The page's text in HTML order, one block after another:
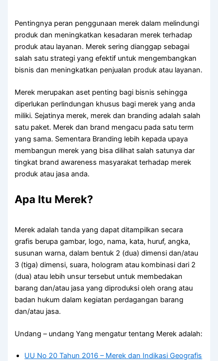
Pentingnya peran penggunaan merek dalam melindungi
produk dan meningkatkan kesadaran merek terhadap
produk atau layanan. Merek sering dianggap sebagai
salah satu strategi yang efektif untuk mengembangkan
bisnis dan meningkatkan penjualan produk atau layanan.
Merek merupakan aset penting bagi bisnis sehingga
diperlukan perlindungan khusus bagi merek yang anda
miliki. Sejatinya merek, merek dan branding adalah salah
satu paket. Merek dan brand mengacu pada satu term
yang sama. Sementara Branding lebih kepada upaya
membangun merek yang bisa dilihat salah satunya dar
tingkat brand awareness masyarakat terhadap merek
produk atau jasa anda.
Apa Itu Merek?
Merek adalah tanda yang dapat ditampilkan secara
grafis berupa gambar, logo, nama, kata, huruf, angka,
susunan warna, dalam bentuk 2 (dua) dimensi dan/atau
3 (tiga) dimensi, suara, hologram atau kombinasi dari 2
(dua) atau lebih unsur tersebut untuk membedakan
barang dan/atau jasa yang diproduksi oleh orang atau
badan hukum dalam kegiatan perdagangan barang
dan/atau jasa.
Undang – undang Yang mengatur tentang Merek adalah:
UU No 20 Tahun 2016 – Merek dan Indikasi Geografis